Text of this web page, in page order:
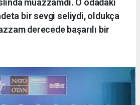
muazzamdı. O odadaki
bir sevgi seliydi, oldukça
derecede başarılı bir